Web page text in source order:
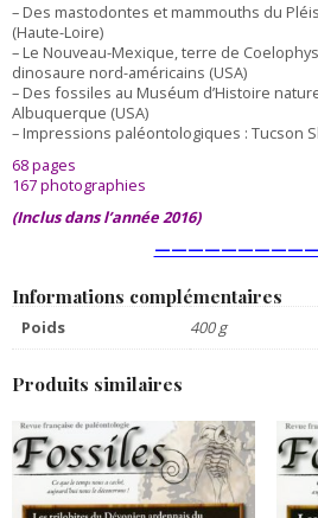
– Des mastodontes et mammouths du
(Haute-Loire)
– Le Nouveau-Mexique, terre de
dinosaure nord-américains (USA)
– Des fossiles au Muséum d’Histoire
Albuquerque (USA)
– Impressions paléontologiques : Tucson
68 pages
167 photographies
(Inclus dans l’année 2016)
Informations complémentaires
Poids 400 g
Produits similaires